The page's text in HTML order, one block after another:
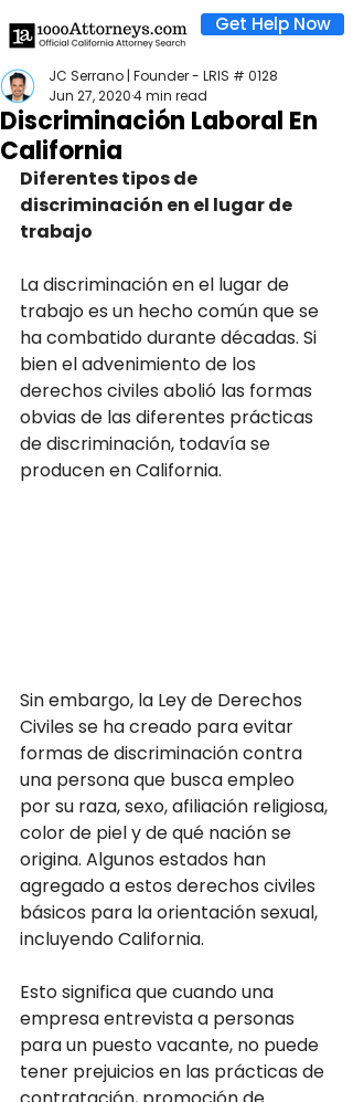
Get Help Now
Discriminación Laboral En
California
JC Serrano | Founder - LRIS # 0128
Jun 27, 20204 min read
Diferentes tipos de
discriminación en el lugar de
trabajo
La discriminación en el lugar de
trabajo es un hecho común que se
ha combatido durante décadas. Si
bien el advenimiento de los
derechos civiles abolió las formas
obvias de las diferentes prácticas
de discriminación, todavía se
producen en California.
Sin embargo, la Ley de Derechos
Civiles se ha creado para evitar
formas de discriminación contra
una persona que busca empleo
por su raza, sexo, afiliación religiosa,
color de piel y de qué nación se
origina. Algunos estados han
agregado a estos derechos civiles
básicos para la orientación sexual,
incluyendo California.
Esto significa que cuando una
empresa entrevista a personas
para un puesto vacante, no puede
tener prejuicios en las prácticas de